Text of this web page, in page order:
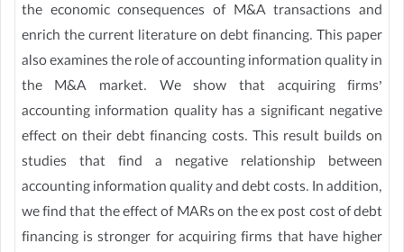
the economic consequences of M&A transactions and
enrich the current literature on debt financing. This paper
also examines the role of accounting information quality in
the M&A market. We show that acquiring firms’
accounting information quality has a significant negative
effect on their debt financing costs. This result builds on
studies that find a negative relationship between
accounting information quality and debt costs. In addition,
we find that the effect of MARs on the ex post cost of debt
financing is stronger for acquiring firms that have higher